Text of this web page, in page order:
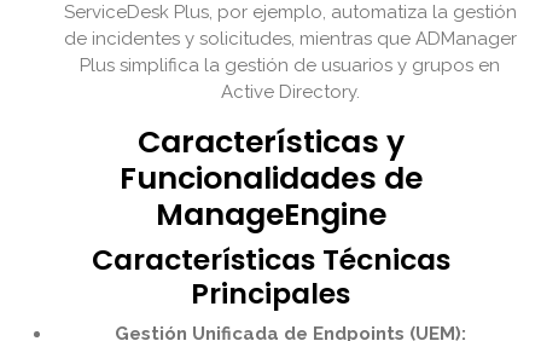
ServiceDesk Plus, por ejemplo, automatiza la gestión
de incidentes y solicitudes, mientras que ADManager
Plus simplifica la gestión de usuarios y grupos en
Active Directory.
Características y
Funcionalidades de
ManageEngine
Características Técnicas
Principales
Gestión Unificada de Endpoints (UEM):